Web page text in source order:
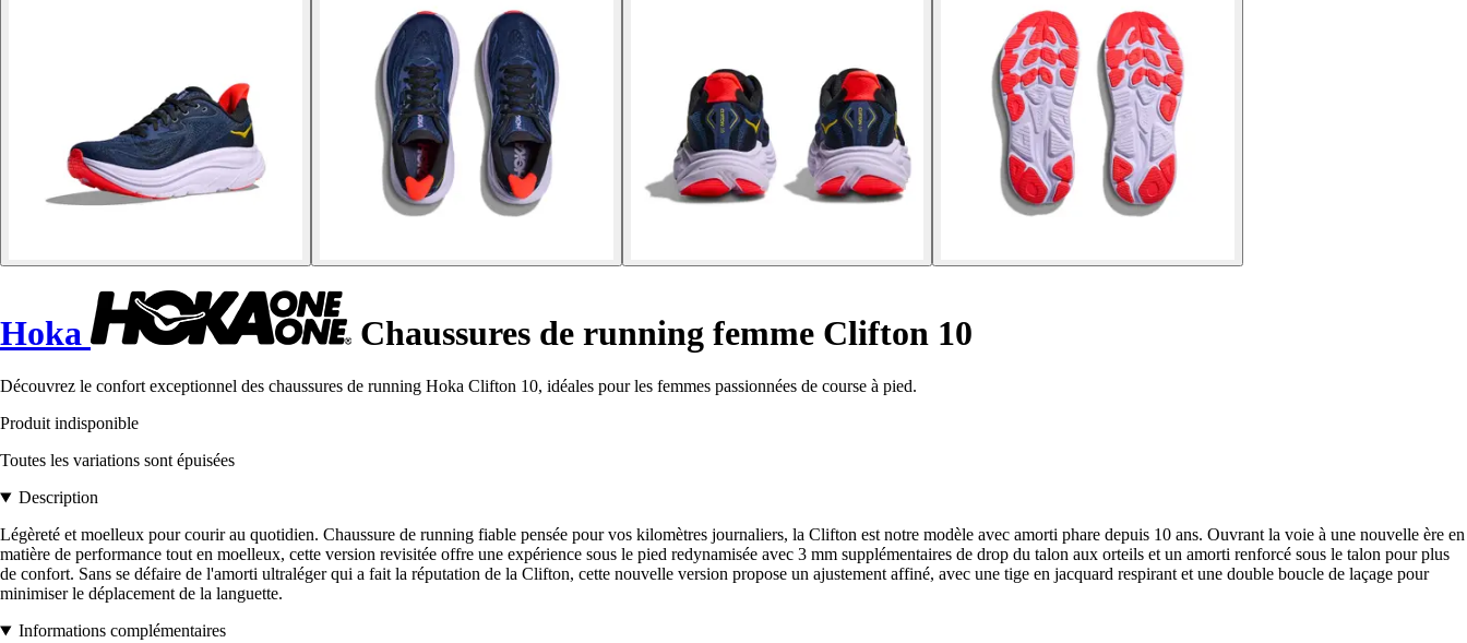
Hoka Chaussures de running femme Clifton 10
Découvrez le confort exceptionnel des chaussures de running Hoka Clifton 10, idéales pour les femmes passionnées de course à pied.
Produit indisponible
Toutes les variations sont épuisées
Description
Légèreté et moelleux pour courir au quotidien. Chaussure de running fiable pensée pour vos kilomètres journaliers, la Clifton est notre modèle avec amorti phare depuis 10 ans. Ouvrant la voie à une nouvelle ère en
matière de performance tout en moelleux, cette version revisitée offre une expérience sous le pied redynamisée avec 3 mm supplémentaires de drop du talon aux orteils et un amorti renforcé sous le talon pour plus
de confort. Sans se défaire de l'amorti ultraléger qui a fait la réputation de la Clifton, cette nouvelle version propose un ajustement affiné, avec une tige en jacquard respirant et une double boucle de laçage pour
minimiser le déplacement de la languette.
Informations complémentaires